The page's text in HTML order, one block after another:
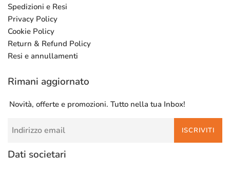
Spedizioni e Resi
Privacy Policy
Cookie Policy
Return & Refund Policy
Resi e annullamenti
Rimani aggiornato
Novità, offerte e promozioni. Tutto nella tua Inbox!
ISCRIVITI
Dati societari